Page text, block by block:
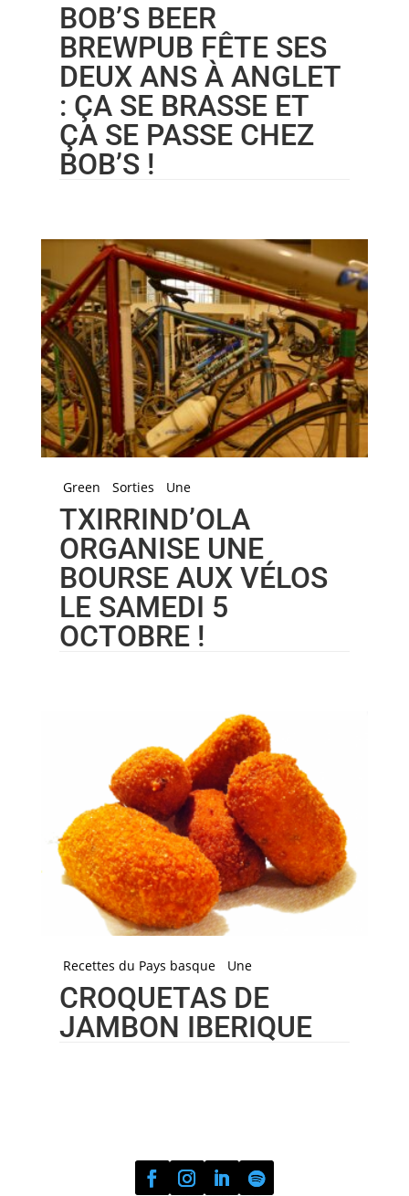
BOB’S BEER
BREWPUB FÊTE SES
DEUX ANS À ANGLET
: ÇA SE BRASSE ET
ÇA SE PASSE CHEZ
BOB’S !
Green Sorties Une
TXIRRIND’OLA
ORGANISE UNE
BOURSE AUX VÉLOS
LE SAMEDI 5
OCTOBRE !
Recettes du Pays basque Une
CROQUETAS DE
JAMBON IBERIQUE